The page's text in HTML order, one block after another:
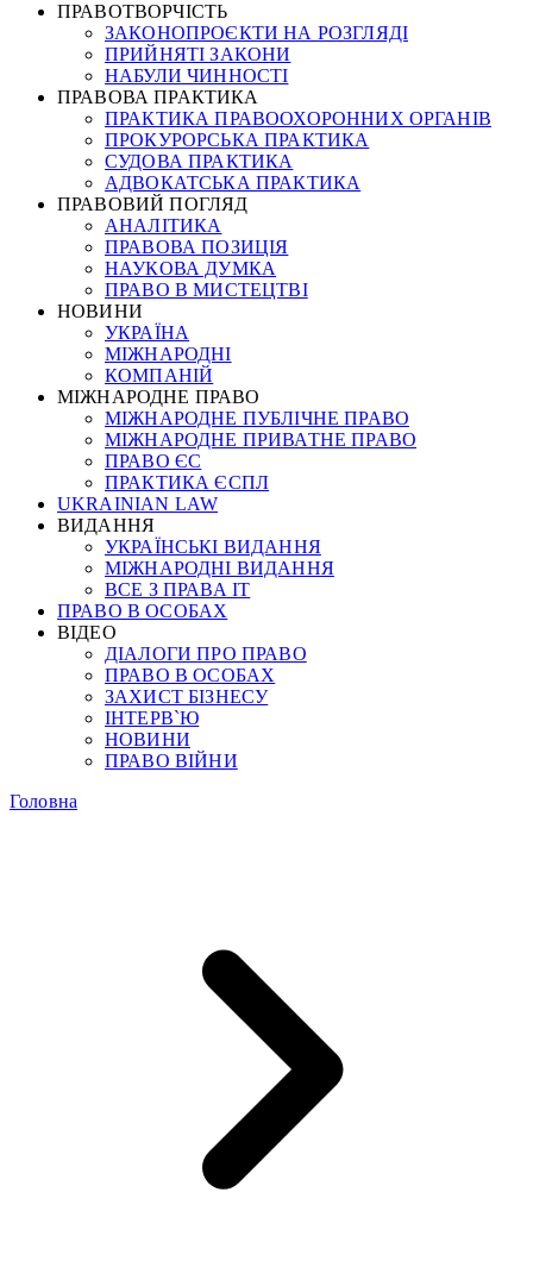
ПРАВОТВОРЧІСТЬ
ЗАКОНОПРОЄКТИ НА РОЗГЛЯДІ
ПРИЙНЯТІ ЗАКОНИ
НАБУЛИ ЧИННОСТІ
ПРАВОВА ПРАКТИКА
ПРАКТИКА ПРАВООХОРОННИХ ОРГАНІВ
ПРОКУРОРСЬКА ПРАКТИКА
СУДОВА ПРАКТИКА
АДВОКАТСЬКА ПРАКТИКА
ПРАВОВИЙ ПОГЛЯД
АНАЛІТИКА
ПРАВОВА ПОЗИЦІЯ
НАУКОВА ДУМКА
ПРАВО В МИСТЕЦТВІ
НОВИНИ
УКРАЇНА
МІЖНАРОДНІ
КОМПАНІЙ
МІЖНАРОДНЕ ПРАВО
МІЖНАРОДНЕ ПУБЛІЧНЕ ПРАВО
МІЖНАРОДНЕ ПРИВАТНЕ ПРАВО
ПРАВО ЄС
ПРАКТИКА ЄСПЛ
UKRAINIAN LAW
ВИДАННЯ
УКРАЇНСЬКІ ВИДАННЯ
МІЖНАРОДНІ ВИДАННЯ
ВСЕ З ПРАВА ІТ
ПРАВО В ОСОБАХ
ВІДЕО
ДІАЛОГИ ПРО ПРАВО
ПРАВО В ОСОБАХ
ЗАХИСТ БІЗНЕСУ
ІНТЕРВ`Ю
НОВИНИ
ПРАВО ВІЙНИ
Головна